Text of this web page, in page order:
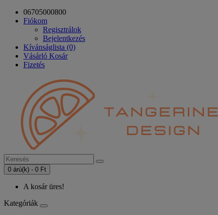
06705000800
Fiókom
Regisztrálok
Bejelentkezés
Kívánságlista (0)
Vásárló Kosár
Fizetés
0 árú(k) - 0 Ft
A kosár üres!
Kategóriák